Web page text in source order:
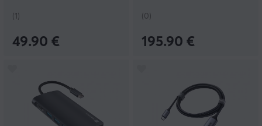
(1)
49.90 €
(0)
195.90 €